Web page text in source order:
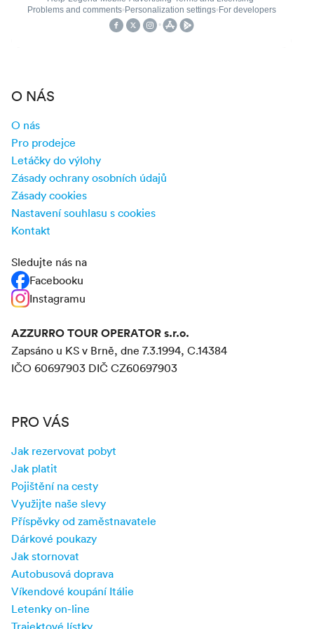
O NÁS
O nás
Pro prodejce
Letáčky do výlohy
Zásady ochrany osobních údajů
Zásady cookies
Nastavení souhlasu s cookies
Kontakt
Sledujte nás na
Facebooku
Instagramu
AZZURRO TOUR OPERATOR s.r.o.
Zapsáno u KS v Brně, dne 7.3.1994, C.14384
IČO 60697903 DIČ CZ60697903
PRO VÁS
Jak rezervovat pobyt
Jak platit
Pojištění na cesty
Využijte naše slevy
Příspěvky od zaměstnavatele
Dárkové poukazy
Jak stornovat
Autobusová doprava
Víkendové koupání Itálie
Letenky on-line
Trajektové lístky